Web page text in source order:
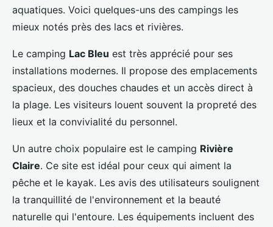
aquatiques. Voici quelques-uns des campings les
mieux notés près des lacs et rivières.
Le camping Lac Bleu est très apprécié pour ses
installations modernes. Il propose des emplacements
spacieux, des douches chaudes et un accès direct à
la plage. Les visiteurs louent souvent la propreté des
lieux et la convivialité du personnel.
Un autre choix populaire est le camping Rivière
Claire. Ce site est idéal pour ceux qui aiment la
pêche et le kayak. Les avis des utilisateurs soulignent
la tranquillité de l'environnement et la beauté
naturelle qui l'entoure. Les équipements incluent des